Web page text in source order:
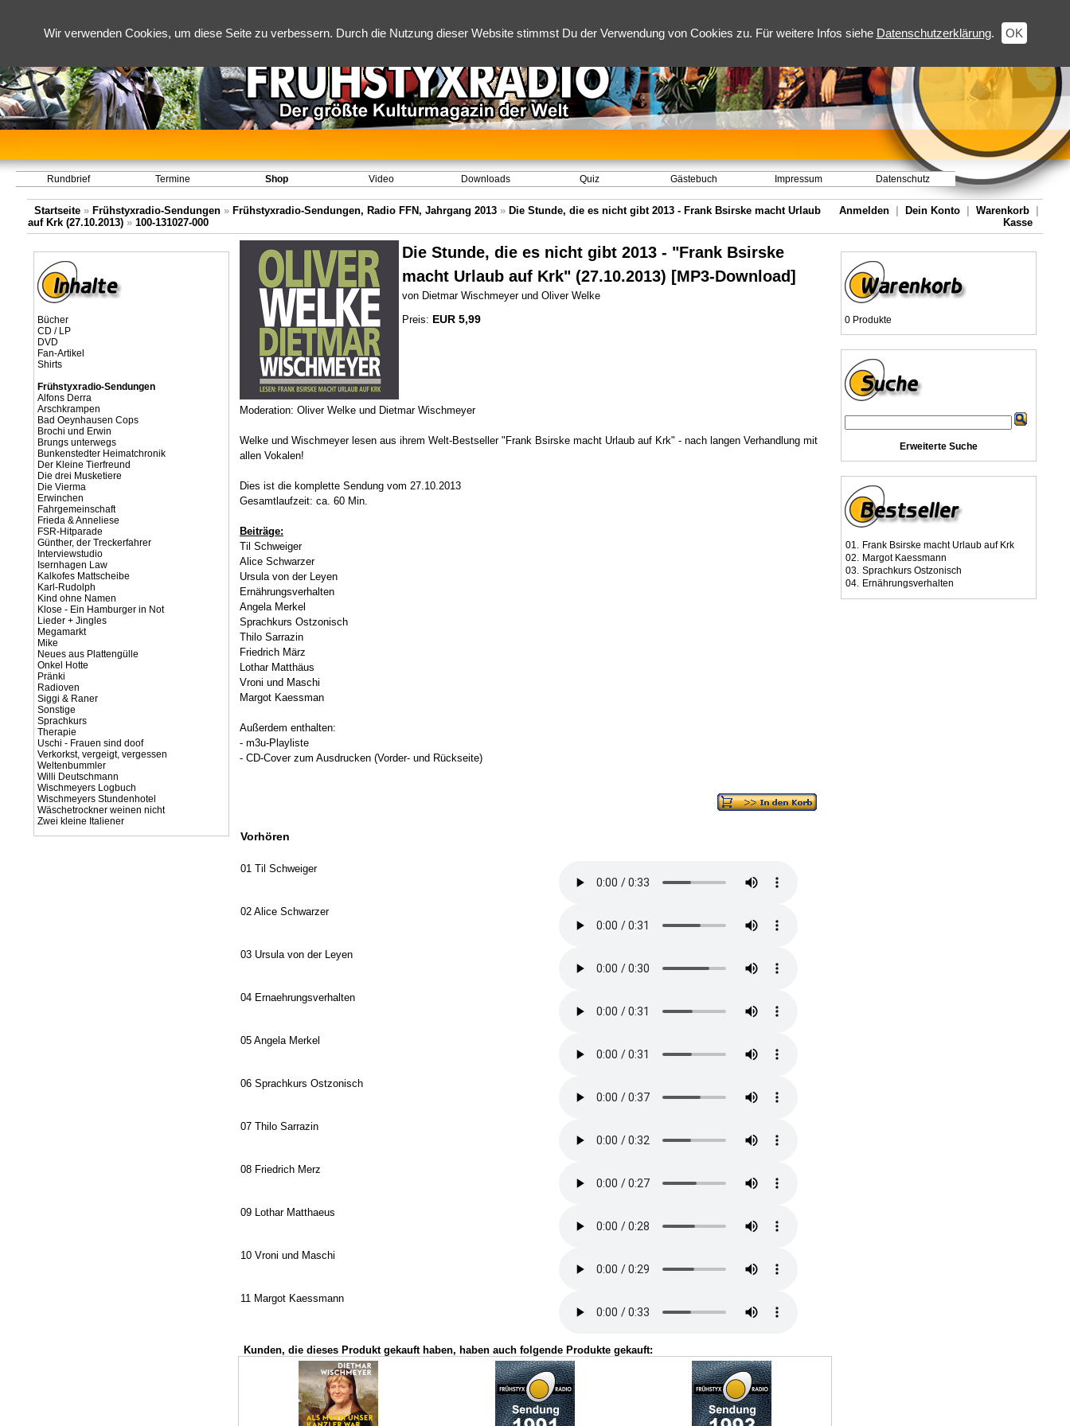
Wir verwenden Cookies, um diese Seite zu verbessern. Durch die Nutzung dieser Website stimmst Du der Verwendung von Cookies zu. Für weitere Infos siehe Datenschutzerklärung. OK
Rundbrief Termine Shop Video Downloads Quiz Gästebuch Impressum Datenschutz
Startseite » Frühstyxradio-Sendungen » Frühstyxradio-Sendungen, Radio FFN, Jahrgang 2013 » Die Stunde, die es nicht gibt 2013 - Frank Bsirske macht Urlaub
auf Krk (27.10.2013) » 100-131027-000
Anmelden Dein Konto Warenkorb
Kasse
Bücher
CD / LP
DVD
Fan-Artikel
Shirts
Frühstyxradio-Sendungen
Alfons Derra
Arschkrampen
Bad Oeynhausen Cops
Brochi und Erwin
Brungs unterwegs
Bunkenstedter Heimatchronik
Der Kleine Tierfreund
Die drei Musketiere
Die Vierma
Erwinchen
Fahrgemeinschaft
Frieda & Anneliese
FSR-Hitparade
Günther, der Treckerfahrer
Interviewstudio
Isernhagen Law
Kalkofes Mattscheibe
Karl-Rudolph
Kind ohne Namen
Klose - Ein Hamburger in Not
Lieder + Jingles
Megamarkt
Mike
Neues aus Plattengülle
Onkel Hotte
Pränki
Radioven
Siggi & Raner
Sonstige
Sprachkurs
Therapie
Uschi - Frauen sind doof
Verkorkst, vergeigt, vergessen
Weltenbummler
Willi Deutschmann
Wischmeyers Logbuch
Wischmeyers Stundenhotel
Wäschetrockner weinen nicht
Zwei kleine Italiener
Die Stunde, die es nicht gibt 2013 - "Frank Bsirske
macht Urlaub auf Krk" (27.10.2013) [MP3-Download]
von Dietmar Wischmeyer und Oliver Welke
Preis: EUR 5,99
Moderation: Oliver Welke und Dietmar Wischmeyer
Welke und Wischmeyer lesen aus ihrem Welt-Bestseller "Frank Bsirske macht Urlaub auf Krk" - nach langen Verhandlung mit
allen Vokalen!
Dies ist die komplette Sendung vom 27.10.2013
Gesamtlaufzeit: ca. 60 Min.
Beiträge:
Til Schweiger
Alice Schwarzer
Ursula von der Leyen
Ernährungsverhalten
Angela Merkel
Sprachkurs Ostzonisch
Thilo Sarrazin
Friedrich März
Lothar Matthäus
Vroni und Maschi
Margot Kaessman
Außerdem enthalten:
- m3u-Playliste
- CD-Cover zum Ausdrucken (Vorder- und Rückseite)
Vorhören
01 Til Schweiger
02 Alice Schwarzer
03 Ursula von der Leyen
04 Ernaehrungsverhalten
05 Angela Merkel
06 Sprachkurs Ostzonisch
07 Thilo Sarrazin
08 Friedrich Merz
09 Lothar Matthaeus
10 Vroni und Maschi
11 Margot Kaessmann
Kunden, die dieses Produkt gekauft haben, haben auch folgende Produkte gekauft:
0 Produkte
Erweiterte Suche
01. Frank Bsirske macht Urlaub auf Krk
02. Margot Kaessmann
03. Sprachkurs Ostzonisch
04. Ernährungsverhalten